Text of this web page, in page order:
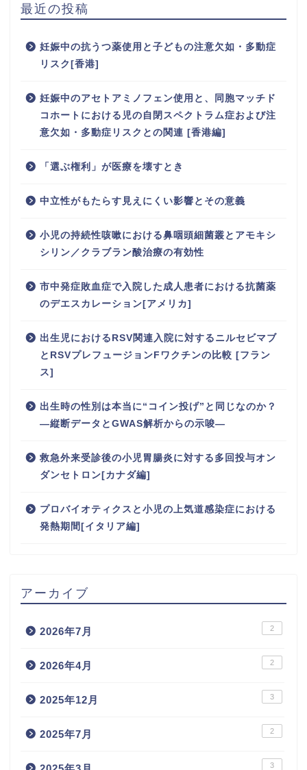
最近の投稿
妊娠中の抗うつ薬使用と子どもの注意欠如・多動症
リスク[香港]
妊娠中のアセトアミノフェン使用と、同胞マッチド
コホートにおける児の自閉スペクトラム症および注
意欠如・多動症リスクとの関連 [香港編]
「選ぶ権利」が医療を壊すとき
中立性がもたらす見えにくい影響とその意義
小児の持続性咳嗽における鼻咽頭細菌叢とアモキシ
シリン／クラブラン酸治療の有効性
市中発症敗血症で入院した成人患者における抗菌薬
のデエスカレーション[アメリカ]
出生児におけるRSV関連入院に対するニルセビマブ
とRSVプレフュージョンFワクチンの比較 [フラン
ス]
出生時の性別は本当に“コイン投げ”と同じなのか？
―縦断データとGWAS解析からの示唆―
救急外来受診後の小児胃腸炎に対する多回投与オン
ダンセトロン[カナダ編]
プロバイオティクスと小児の上気道感染症における
発熱期間[イタリア編]
アーカイブ
2026年7月 2
2026年4月 2
2025年12月 3
2025年7月 2
3